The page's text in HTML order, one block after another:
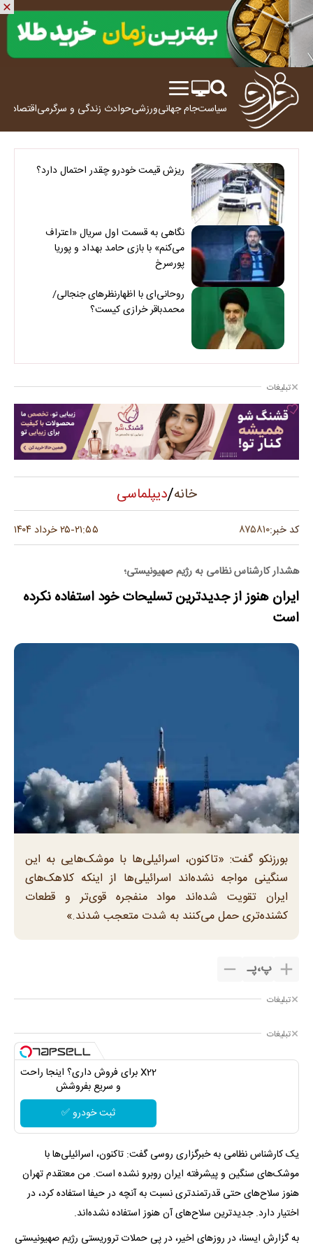
سیاستجام جهانیورزشیحوادث زندگی و سرگرمیاقتصاد
ریزش قیمت خودرو چقدر احتمال دارد؟
نگاهی به قسمت اول سریال «اعتراف
می‌کنم» با بازی حامد بهداد و پوریا
پورسرخ
روحانی‌ای با اظهارنظرهای جنجالی/
محمدباقر خرازی کیست؟
تبلیغات
خانه/دیپلماسی
کد خبر:۸۷۵۸۱۰ ۲۱:۵۵-۲۵ خرداد ۱۴۰۴
هشدار کارشناس نظامی به رژیم صهیونیستی؛
ایران هنوز از جدیدترین تسلیحات خود استفاده نکرده
است
بورزنکو گفت: «تاکنون، اسرائیلی‌ها با موشک‌هایی به این
سنگینی مواجه نشده‌اند اسرائیلی‌ها از اینکه کلاهک‌های
ایران تقویت شده‌اند مواد منفجره قوی‌تر و قطعات
کشنده‌تری حمل می‌کنند به شدت متعجب شدند.»
پ،پـ
تبلیغات
تبلیغات
X22 برای فروش داری؟ اینجا راحت
و سریع بفروشش
ثبت خودرو ✅
یک کارشناس نظامی به خبرگزاری روسی گفت: تاکنون، اسرائیلی‌ها با
موشک‌های سنگین و پیشرفته ایران روبرو نشده است. من معتقدم تهران
هنوز سلاح‌های حتی قدرتمندتری نسبت به آنچه در حیفا استفاده کرد، در
اختیار دارد. جدیدترین سلاح‌های آن هنوز استفاده نشده‌اند.
به گزارش ایسنا، در روزهای اخیر، در پی حملات تروریستی رژیم صهیونیستی